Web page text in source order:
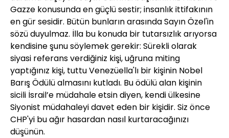
Gazze konusunda en güçlü sestir; insanlık ittifakının
en gür sesidir. Bütün bunların arasında Sayın Özel'in
sözü duyulmaz. İlla bu konuda bir tutarsızlık arıyorsa
kendisine şunu söylemek gerekir: Sürekli olarak
siyasi referans verdiğiniz kişi, uğruna miting
yaptığınız kişi, tuttu Venezüella'lı bir kişinin Nobel
Barış Ödülü almasını kutladı. Bu ödülü alan kişinin
sicili İsrail’e müdahale etsin diyen, kendi ülkesine
Siyonist müdahaleyi davet eden bir kişidir. Siz önce
CHP'yi bu ağır hasardan nasıl kurtaracağınızı
düşünün.